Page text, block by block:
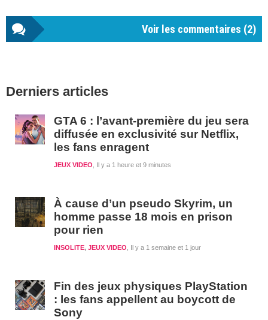
Voir les commentaires (2)
latérale
Derniers articles
GTA 6 : l’avant-première du jeu sera
diffusée en exclusivité sur Netflix,
les fans enragent
Il y a 1 heure et 9 minutes
JEUX VIDEO
À cause d’un pseudo Skyrim, un
homme passe 18 mois en prison
pour rien
Il y a 1 semaine et 1 jour
INSOLITE, JEUX VIDEO
Fin des jeux physiques PlayStation
: les fans appellent au boycott de
Sony